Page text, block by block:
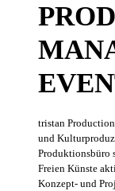
tristan
und
Produktionsbüro
Freien Künste
Konzept- und